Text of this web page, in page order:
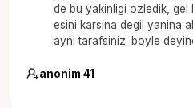
de bu yakinligi ozledik, gel
esini karsina degil yanina
ayni tarafsiniz. boyle
anonim 41